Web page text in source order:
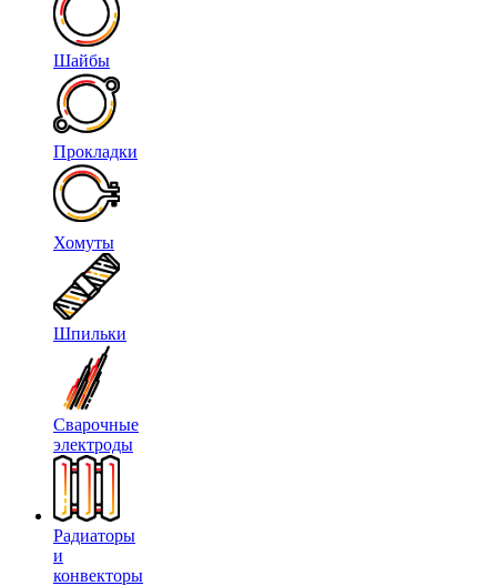
Шайбы
Прокладки
Хомуты
Шпильки
Сварочные
электроды
Радиаторы
и
конвекторы